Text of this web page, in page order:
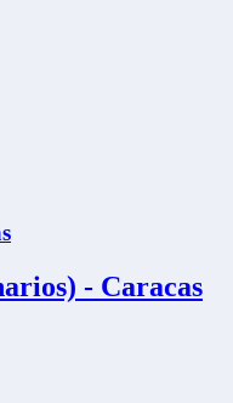
- Caracas